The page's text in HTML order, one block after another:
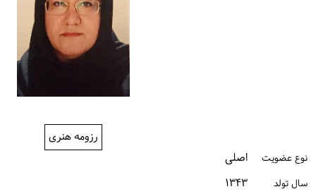
رزومه هنری
نوع عضویت اصلی
سال تولد ۱۳۴۳